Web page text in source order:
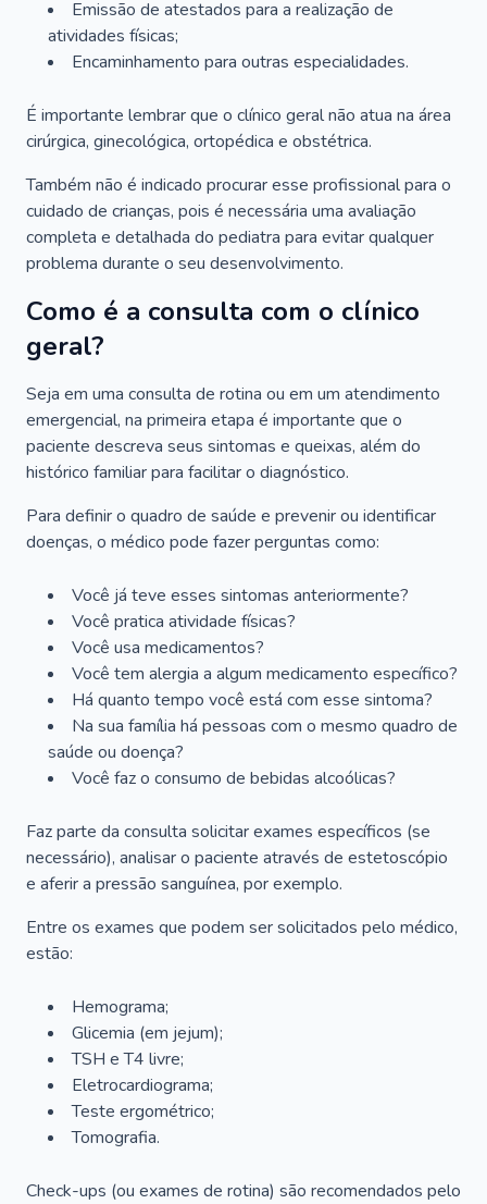
Emissão de atestados para a realização de
atividades físicas;
Encaminhamento para outras especialidades.
É importante lembrar que o clínico geral não atua na área
cirúrgica, ginecológica, ortopédica e obstétrica.
Também não é indicado procurar esse profissional para o
cuidado de crianças, pois é necessária uma avaliação
completa e detalhada do pediatra para evitar qualquer
problema durante o seu desenvolvimento.
Como é a consulta com o clínico
geral?
Seja em uma consulta de rotina ou em um atendimento
emergencial, na primeira etapa é importante que o
paciente descreva seus sintomas e queixas, além do
histórico familiar para facilitar o diagnóstico.
Para definir o quadro de saúde e prevenir ou identificar
doenças, o médico pode fazer perguntas como:
Você já teve esses sintomas anteriormente?
Você pratica atividade físicas?
Você usa medicamentos?
Você tem alergia a algum medicamento específico?
Há quanto tempo você está com esse sintoma?
Na sua família há pessoas com o mesmo quadro de
saúde ou doença?
Você faz o consumo de bebidas alcoólicas?
Faz parte da consulta solicitar exames específicos (se
necessário), analisar o paciente através de estetoscópio
e aferir a pressão sanguínea, por exemplo.
Entre os exames que podem ser solicitados pelo médico,
estão:
Hemograma;
Glicemia (em jejum);
TSH e T4 livre;
Eletrocardiograma;
Teste ergométrico;
Tomografia.
Check-ups (ou exames de rotina) são recomendados pelo